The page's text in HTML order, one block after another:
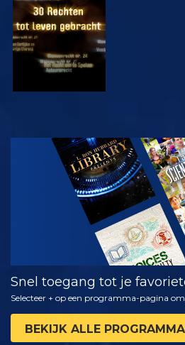
KIJK
Snel toegang tot je
Selecteer + op een programma-pagina
BEKIJK ALLE